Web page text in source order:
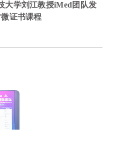
大学刘江教授iMed团队发
证书课程